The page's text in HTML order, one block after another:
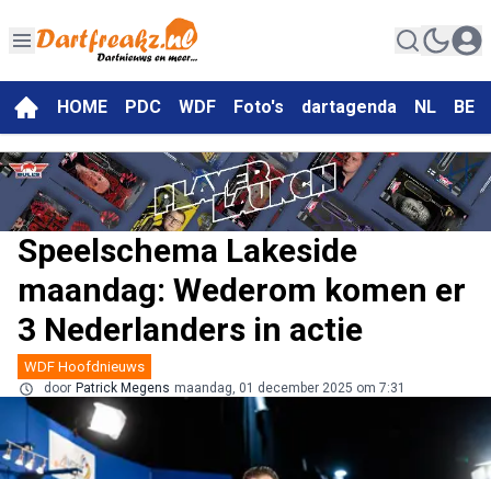
HOME PDC WDF Foto's dartagenda NL BE
Speelschema Lakeside
maandag: Wederom komen er
3 Nederlanders in actie
WDF Hoofdnieuws
door Patrick Megens maandag, 01 december 2025 om 7:31